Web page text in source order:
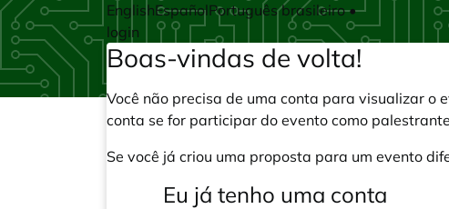
EnglishEspañolPortuguês brasileiro•
login
Boas-vindas de volta!
Você não precisa de uma conta para visualizar o
conta se for participar do evento como
Se você já criou uma proposta para um evento
Eu já tenho uma conta